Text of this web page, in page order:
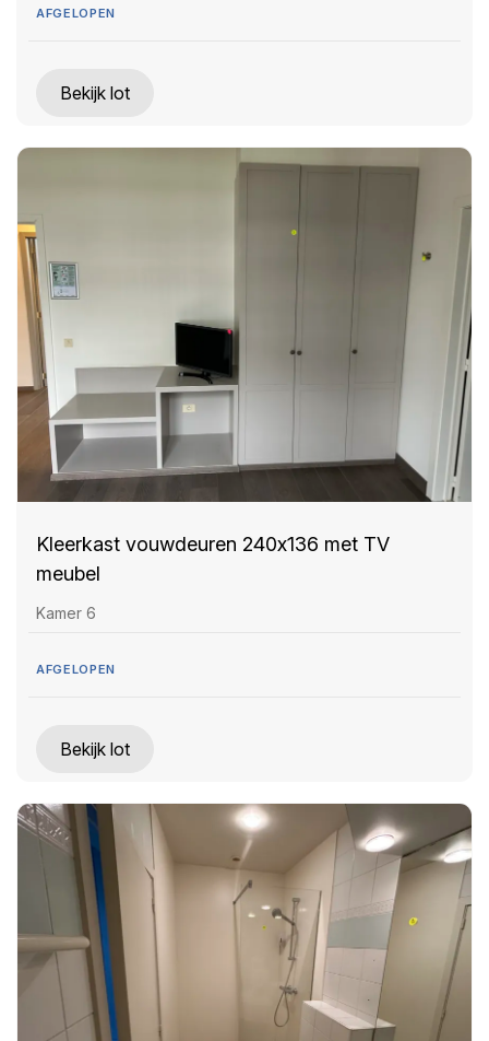
AFGELOPEN
Bekijk lot
Kleerkast vouwdeuren 240x136 met TV
meubel
Kamer 6
AFGELOPEN
Bekijk lot